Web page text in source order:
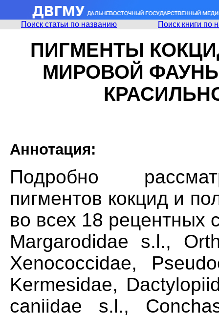
Поиск статьи по названию Поиск книги по
ПИГМЕНТЫ
МИРОВОЙ
Аннотация:
Подробно
пигментов кокцид и
во всех 18
Margarodidae s.l.,
Xenococcidae,
Kermesidae,
caniidae s.l.,